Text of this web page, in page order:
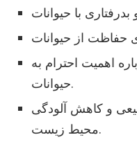
اهمیت احترام به
حیوانات.
و کاهش آلودگی
محیط زیست.